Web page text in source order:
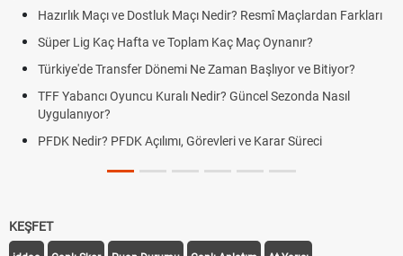
Hazırlık Maçı ve Dostluk Maçı Nedir? Resmî Maçlardan Farkları
Süper Lig Kaç Hafta ve Toplam Kaç Maç Oynanır?
Türkiye'de Transfer Dönemi Ne Zaman Başlıyor ve Bitiyor?
TFF Yabancı Oyuncu Kuralı Nedir? Güncel Sezonda Nasıl
Uygulanıyor?
PFDK Nedir? PFDK Açılımı, Görevleri ve Karar Süreci
KEŞFET